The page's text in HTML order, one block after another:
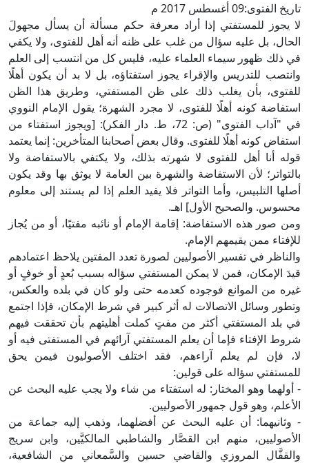
تاريخ الفتوى:09 أغسطس 2017 م
لا يجوز للمستفتي إذا أراد معرفة حكم مسألة أن يسأل مجهولَ
الحال، بل عليه سؤال من غلب على ظنه أنه أهل للفتوى، ولا يكفي
في ذلك ظهور سيماء العلماء عليه، فليس كل من انتسب إلى العلم
وانتصب للتدريس والإقراء يجوز استفتاؤه، بل لا بد أن يكون أهلًا
للفتوى، بأن يغلب ذلك على ظن المستفتي، وطريق هذا الظن
استفاضة كونه أهلًا للفتوى، لا مجرد الشهرة؛ يقول الإمام النووي
في "آداب الفتوى" (ص: 72، ط. دار الفكر): [ويجوز استفتاء من
استفاض كونه أهلًا للفتوى. وقال بعض أصحابنا المتأخرين: إنما يعتمد
قوله أنا أهل للفتوى لا شهرته بذلك، ولا يكتفي بالاستفاضة ولا
بالتواتر؛ لأن الاستفاضة والشهرة بين العامة لا يوثق بها وقد يكون
أصلها التلبيس، وأما التواتر فلا يفيد العلم إذا لم يستند إلى معلوم
محسوس. والصحيح الأول] اهـ.
ومن صور هذه الاستفاضة: إقامة الإمام أو نائبه مفتيًا، أو من يُجاز
للإفتاء ممن يقيمهم الإمام.
والناظر في تفسير الأصوليين لصورة تعدد المفتين يلاحظ اعتمادهم
قيدَ الإمكان، فمن لا يمكن المستفتي سؤاله بسبب بُعدٍ أو خوفٍ أو
غيره من الموانع فوجوده كعدمه حتى ولو كان في بلده والعكس،
وتطور وسائل الاتصالات له أثر كبير في شرط الإمكان، فإذا اجتمع
في بلد المستفتي أكثر من مفتٍ كملت أهليتهم بأن تحققت فيهم
شروط الإفتاء فإما أن يعلم المستفتي آرائهم في المستفتى فيه أو
لا، فإن لم يعلم آراءهم، فقد اختلف الأصوليون فيمن يحق
للمستفتي سؤاله على قولين:
- أولهما وهو المختار: له استفتاء من شاء ولا يجب عليه البحث عن
الأعلم، وهو قول جمهور الأصوليين.
- وثانيهما: أن عليه البحث عن أفضلهما، وذهب إليه جماعة من
الأصوليين، منهم ابن القصَّار والشاطبي المالكيَّين، وابن سريج
والقفَّال المروزي والقاضي حسين والسَّمعاني من الشافعية،